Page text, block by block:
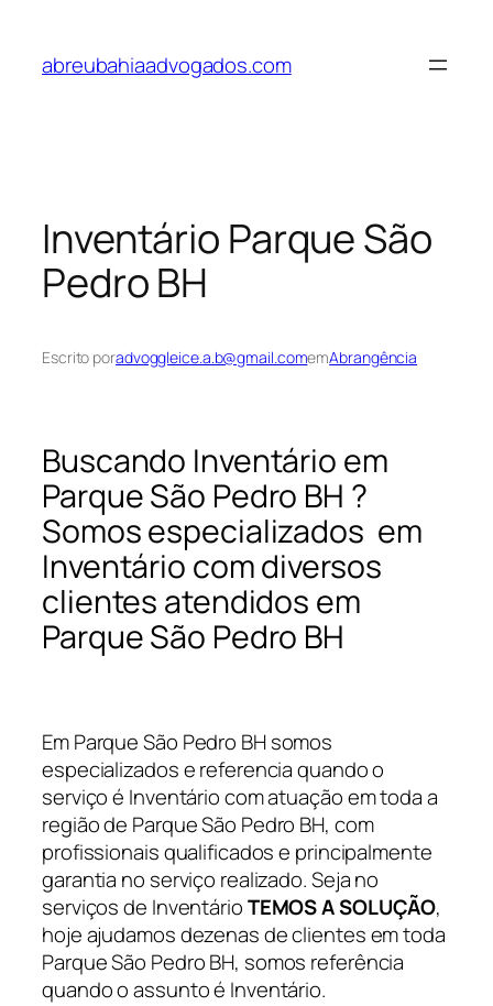
abreubahiaadvogados.com
Inventário Parque São
Pedro BH
Escrito poradvoggleice.a.b@gmail.comemAbrangência
Buscando Inventário em
Parque São Pedro BH ?
Somos especializados em
Inventário com diversos
clientes atendidos em
Parque São Pedro BH
Em Parque São Pedro BH somos
especializados e referencia quando o
serviço é Inventário com atuação em toda a
região de Parque São Pedro BH, com
profissionais qualificados e principalmente
garantia no serviço realizado. Seja no
serviços de InventárioTEMOS A SOLUÇÃO,
hoje ajudamos dezenas de clientes em toda
Parque São Pedro BH, somos referência
quando o assunto é Inventário.